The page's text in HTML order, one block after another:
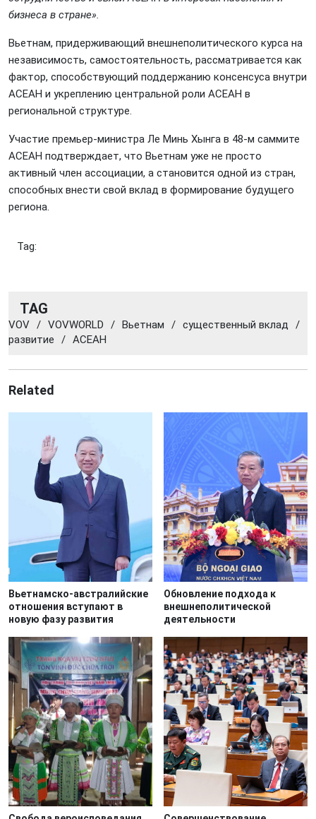
бизнеса в стране».
Вьетнам, придерживающий внешнеполитического курса на
независимость, самостоятельность, рассматривается как
фактор, способствующий поддержанию консенсуса внутри
АСЕАН и укреплению центральной роли АСЕАН в
региональной структуре.
Участие премьер-министра Ле Минь Хынга в 48-м саммите
АСЕАН подтверждает, что Вьетнам уже не просто
активный член ассоциации, а становится одной из стран,
способных внести свой вклад в формирование будущего
региона.
Tag:
TAG
VOV / VOVWORLD / Вьетнам / существенный вклад
/
развитие
/ АСЕАН
Related
Вьетнамско-австралийские
отношения вступают в
новую фазу развития
Обновление подхода к
внешнеполитической
деятельности